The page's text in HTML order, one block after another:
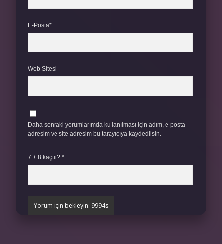
E-Posta*
Web Sitesi
Daha sonraki yorumlarımda kullanılması için adım, e-posta
adresim ve site adresim bu tarayıcıya kaydedilsin.
7 + 8 kaçtır? *